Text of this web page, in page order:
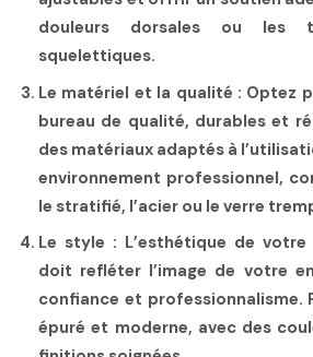
douleurs dorsales ou les
squelettiques.
Le matériel et la qualité : Optez
bureau de qualité, durables et
des matériaux adaptés à
environnement professionnel,
le stratifié, l’acier ou le verre
Le style : L’esthétique de
doit refléter l’image de votre
confiance et professionnalisme.
épuré et moderne, avec des